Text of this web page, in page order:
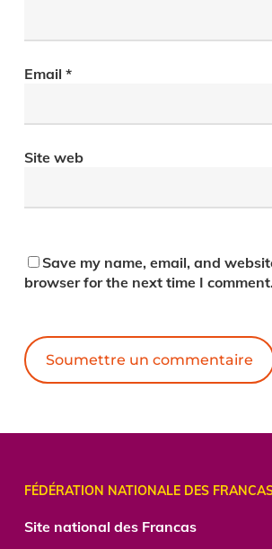
Email *
Site web
Save my name, email, and
browser for the next time I
FÉDÉRATION NATIONALE DES
Site national des Francas